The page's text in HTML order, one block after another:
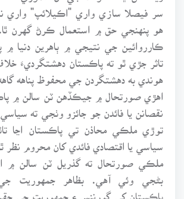
سر فيصلا سازي واري "اڪيلائپ" واري
هو پنهنجي حق ۾ استعمال ڪرڻ گهرن
ڪارروائين جي نتيجي ۾ ٻاهرين دنيا ۾
تاثر جڙي ٿو ته پاڪستان دهشتگرديءَ
هوندي به دهشتگردن جي محفوظ پناهه
اهڙي صورتحال ۾ جيڪڏهن ٽن سالن ۾
نقصانن يا فائدن جو جائزو وٺجي ته
توڙي ملڪي محاذن تي پاڪستان اڃا
سياسي يا اقتصادي فائدي کان محروم نظر
ملڪي صورتحال ته گذريل ٽن سالن ۾
بڻجي وئي آهي. بظاهر جمهوريت
پاڪستان کي گورننس ۽ جمهوريت جي